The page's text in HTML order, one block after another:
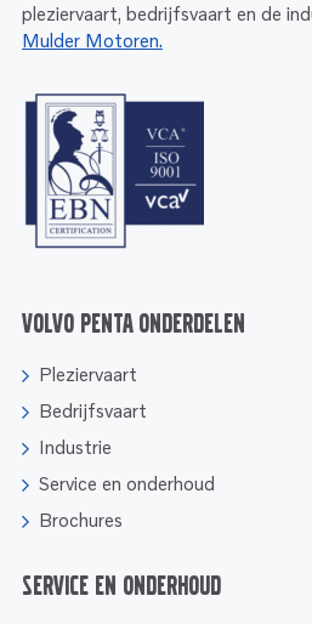
pleziervaart, bedrijfsvaart en de
Mulder Motoren.
Volvo Penta onderdelen
Pleziervaart
Bedrijfsvaart
Industrie
Service en onderhoud
Brochures
Service en onderhoud